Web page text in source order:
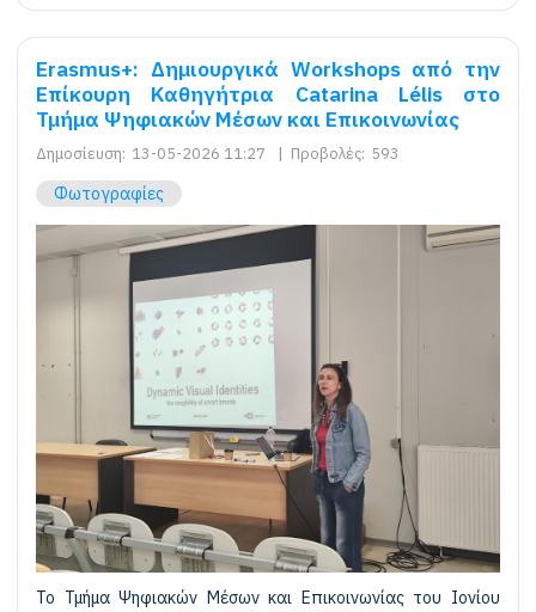
Erasmus+: Δημιουργικά Workshops από την
Επίκουρη Καθηγήτρια Catarina Lélis στο
Τμήμα Ψηφιακών Μέσων και Επικοινωνίας
Δημοσίευση: 13-05-2026 11:27 | Προβολές: 593
Φωτογραφίες
Το Τμήμα Ψηφιακών Μέσων και Επικοινωνίας του Ιονίου